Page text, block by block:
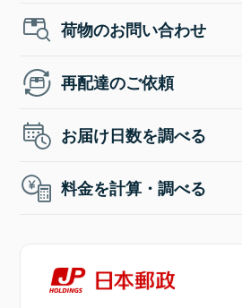
荷物のお問い合わせ
再配達のご依頼
お届け日数を調べる
料金を計算・調べる